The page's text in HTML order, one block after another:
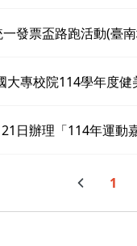
一發票盃路跑活動(臺
專校院114學年度健
日辦理「114年運動
1